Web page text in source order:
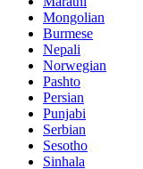
Mongolian
Burmese
Nepali
Norwegian
Pashto
Persian
Punjabi
Serbian
Sesotho
Sinhala